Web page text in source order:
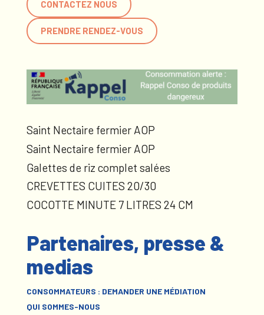
CONTACTEZ NOUS
PRENDRE RENDEZ-VOUS
Saint Nectaire fermier AOP
Saint Nectaire fermier AOP
Galettes de riz complet salées
CREVETTES CUITES 20/30
COCOTTE MINUTE 7 LITRES 24 CM
Partenaires, presse &
medias
CONSOMMATEURS : DEMANDER UNE MÉDIATION
QUI SOMMES-NOUS